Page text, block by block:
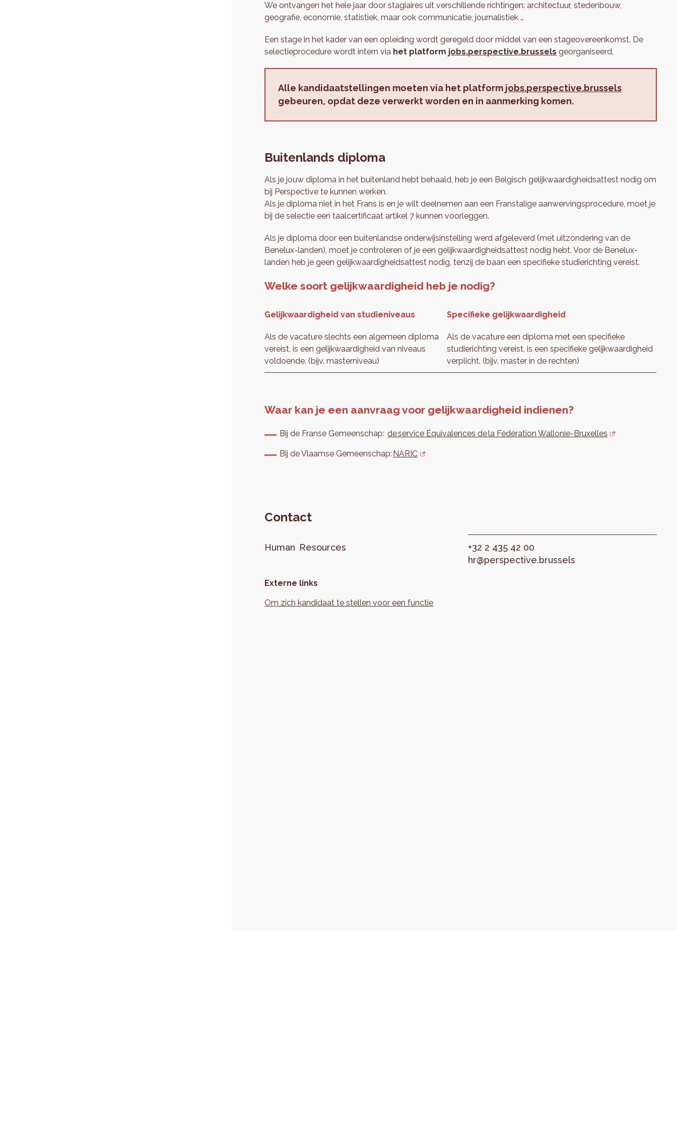
We ontvangen het hele jaar door stagiaires uit verschillende richtingen: architectuur, stedenbouw,
geografie, economie, statistiek, maar ook communicatie, journalistiek …
Een stage in het kader van een opleiding wordt geregeld door middel van een stageovereenkomst. De
selectieprocedure wordt intern via het platform jobs.perspective.brussels georganiseerd,
Alle kandidaatstellingen moeten via het platform jobs.perspective.brussels
gebeuren, opdat deze verwerkt worden en in aanmerking komen.
Buitenlands diploma
Als je jouw diploma in het buitenland hebt behaald, heb je een Belgisch gelijkwaardigheidsattest nodig om
bij Perspective te kunnen werken.
Als je diploma niet in het Frans is en je wilt deelnemen aan een Franstalige aanwervingsprocedure, moet je
bij de selectie een taalcertificaat artikel 7 kunnen voorleggen.
Als je diploma door een buitenlandse onderwijsinstelling werd afgeleverd (met uitzondering van de
Benelux-landen), moet je controleren of je een gelijkwaardigheidsattest nodig hebt. Voor de Benelux-
landen heb je geen gelijkwaardigheidsattest nodig, tenzij de baan een specifieke studierichting vereist.
Welke soort gelijkwaardigheid heb je nodig?
Gelijkwaardigheid van studieniveaus
Als de vacature slechts een algemeen diploma
vereist, is een gelijkwaardigheid van niveaus
voldoende. (bijv. masterniveau)
Specifieke gelijkwaardigheid
Als de vacature een diploma met een specifieke
studierichting vereist, is een specifieke gelijkwaardigheid
verplicht. (bijv. master in de rechten)
Waar kan je een aanvraag voor gelijkwaardigheid indienen?
Bij de Franse Gemeenschap:de service Équivalences de la Fédération Wallonie-Bruxelles
Bij de Vlaamse Gemeenschap: NARIC
Contact
Human Resources
+32 2 435 42 00
hr@perspective.brussels
Externe links
Om zich kandidaat te stellen voor een functie